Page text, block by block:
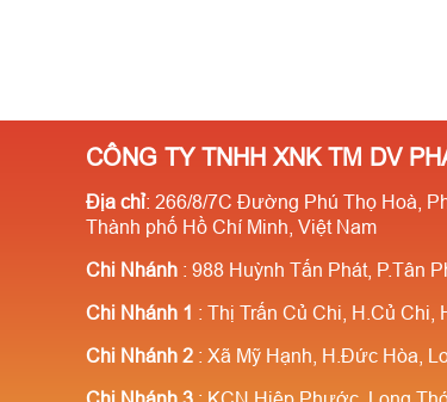
CÔNG TY TNHH XNK TM DV
Địa chỉ: 266/8/7C Đường Phú Thọ Hoà,
Thành phố Hồ Chí Minh, Việt Nam
Chi Nhánh : 988 Huỳnh Tấn Phát, P.Tân
Chi Nhánh 1 : Thị Trấn Củ Chi, H.Củ Chi,
Chi Nhánh 2 : Xã Mỹ Hạnh, H.Đức Hòa,